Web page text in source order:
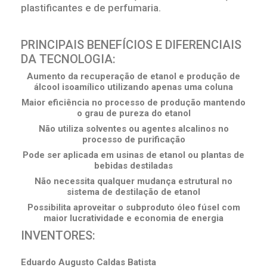
plastificantes e de perfumaria.
PRINCIPAIS BENEFÍCIOS E DIFERENCIAIS
DA TECNOLOGIA:
Aumento da recuperação de etanol e produção de
álcool isoamílico utilizando apenas uma coluna
Maior eficiência no processo de produção mantendo
o grau de pureza do etanol
Não utiliza solventes ou agentes alcalinos no
processo de purificação
Pode ser aplicada em usinas de etanol ou plantas de
bebidas destiladas
Não necessita qualquer mudança estrutural no
sistema de destilação de etanol
Possibilita aproveitar o subproduto óleo fúsel com
maior lucratividade e economia de energia
INVENTORES:
Eduardo Augusto Caldas Batista